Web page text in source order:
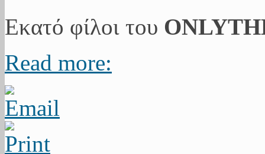
Εκατό φίλοι του
Read more: